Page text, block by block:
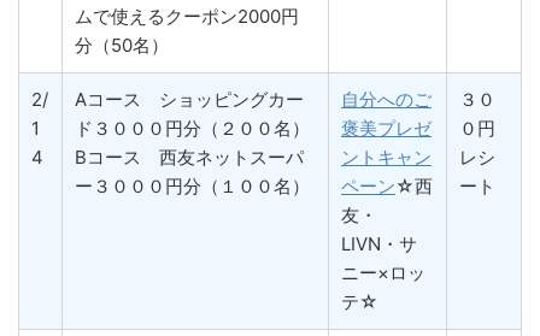
ムで使えるクーポン2000円
分（50名）
2/
1
4
Aコース ショッピングカー
ド３０００円分（２００名）
Bコース 西友ネットスーパ
ー３０００円分（１００名）
自分へのご
褒美プレゼ
ントキャン
ペーン☆西
友・
LIVN・サ
ニー×ロッ
テ☆
３０
０円
レシ
ート